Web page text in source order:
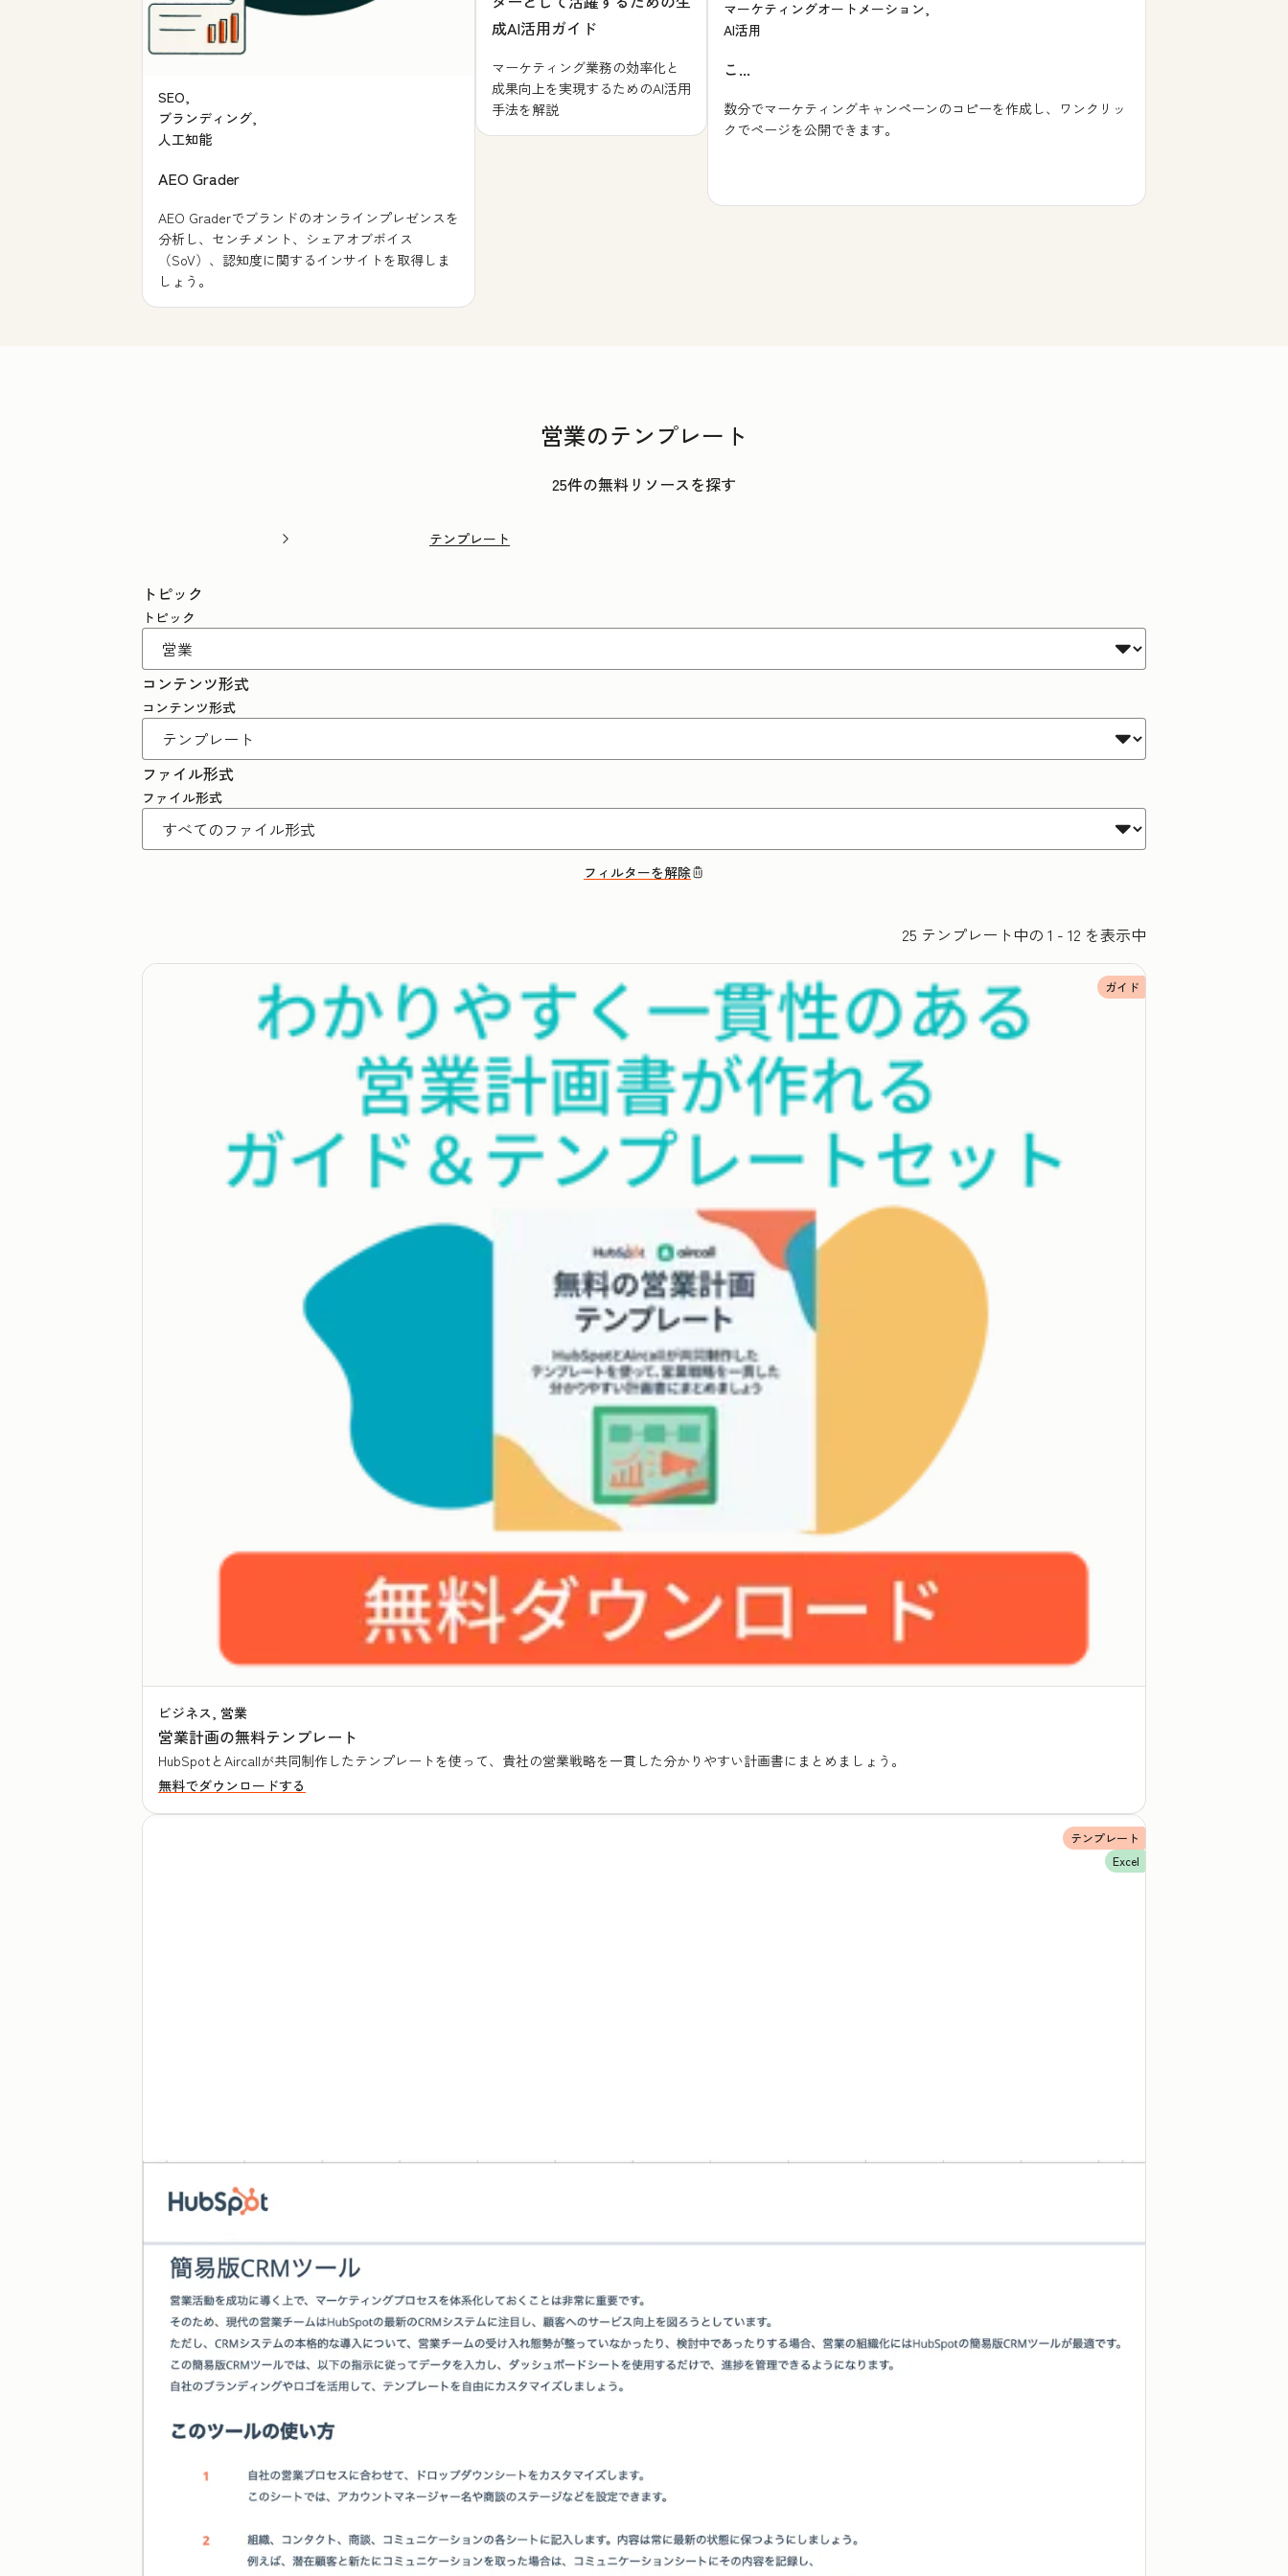
SEO,
ブランディング,
人工知能
AEO Grader
AEO Graderでブランドのオンラインプレゼンスを
分析し、センチメント、シェアオブボイス
（SoV）、認知度に関するインサイトを取得しま
しょう。
成AI活用ガイド
マーケティング業務の効率化と
成果向上を実現するためのAI活用
手法を解説
マーケティングオートメーション,
AI活用
こ...
数分でマーケティングキャンペーンのコピーを作成し、ワンクリッ
クでページを公開できます。
営業のテンプレート
25件の無料リソースを探す
テンプレート
トピック
トピック
コンテンツ形式
コンテンツ形式
ファイル形式
ファイル形式
フィルターを解除
25 テンプレート中の 1 - 12 を表示中
ガイド
ビジネス, 営業
営業計画の無料テンプレート
HubSpotとAircallが共同制作したテンプレートを使って、貴社の営業戦略を一貫した分かりやすい計画書にまとめましょう。
無料でダウンロードする
テンプレート
Excel